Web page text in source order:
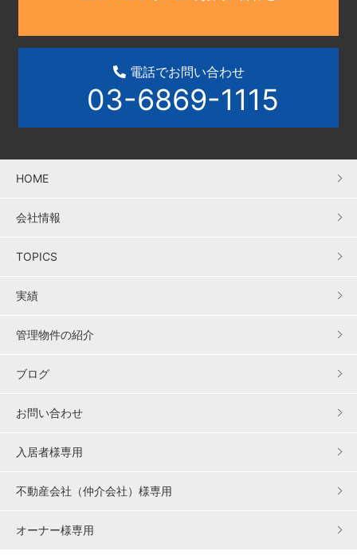
電話でお問い合わせ
03-6869-1115
HOME
会社情報
TOPICS
実績
管理物件の紹介
ブログ
お問い合わせ
入居者様専用
不動産会社（仲介会社）様専用
オーナー様専用